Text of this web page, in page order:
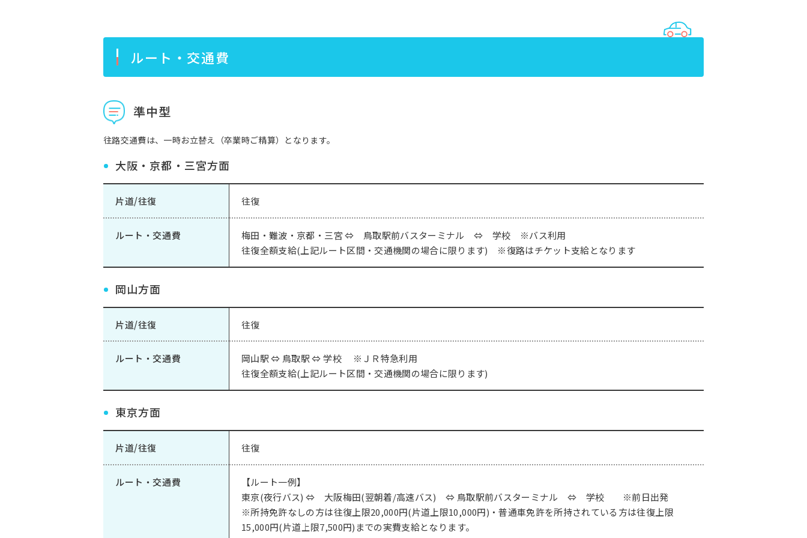
ルート・交通費
準中型
往路交通費は、一時お立替え（卒業時ご精算）となります。
大阪・京都・三宮方面
片道/往復 往復
ルート・交通費
梅田・難波・京都・三宮 ⇔ 鳥取駅前バスターミナル ⇔ 学校 ※バス利用
往復全額支給(上記ルート区間・交通機関の場合に限ります) ※復路はチケット支給となります
岡山方面
片道/往復 往復
ルート・交通費
岡山駅 ⇔ 鳥取駅 ⇔ 学校 ※ＪＲ特急利用
往復全額支給(上記ルート区間・交通機関の場合に限ります)
東京方面
片道/往復 往復
ルート・交通費
【ルート一例】
東京(夜行バス) ⇔ 大阪梅田(翌朝着/高速バス) ⇔ 鳥取駅前バスターミナル ⇔ 学校 ※前日出発
※所持免許なしの方は往復上限20,000円(片道上限10,000円)・普通車免許を所持されている方は往復上限
15,000円(片道上限7,500円)までの実費支給となります。